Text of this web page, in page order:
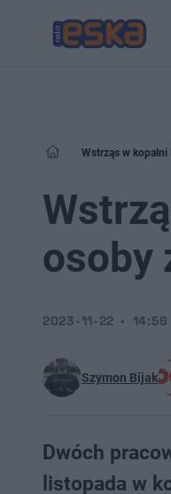
Wstrząs w kopalni
osoby
Szymon Bijak
2023-11-22 14:56
Dwóch
listopada w